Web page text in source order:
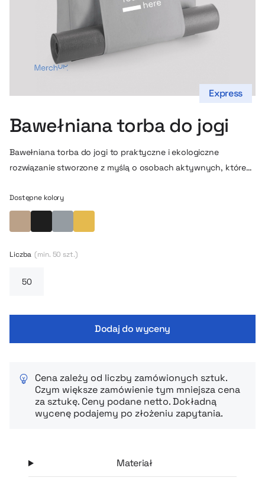
Express
Bawełniana torba do jogi
Bawełniana torba do jogi to praktyczne i ekologiczne
rozwiązanie stworzone z myślą o osobach aktywnych, które
w 100% z wysokiej jakości bawełny organicznej o wysokiej
gramaturze, zapewnia wytrzymałość oraz komfort
codziennego użytkowania, jednocześnie stanowiąc przyjazną
maty treningowe. Klasyczny, minimalistyczny design sprawia,
Dostępne kolory
Liczba (min. 50 szt.)
Dodaj do wyceny
Cena zależy od liczby zamówionych sztuk.
Czym większe zamówienie tym mniejsza cena
za sztukę. Ceny podane netto. Dokładną
wycenę podajemy po złożeniu zapytania.
Materiał